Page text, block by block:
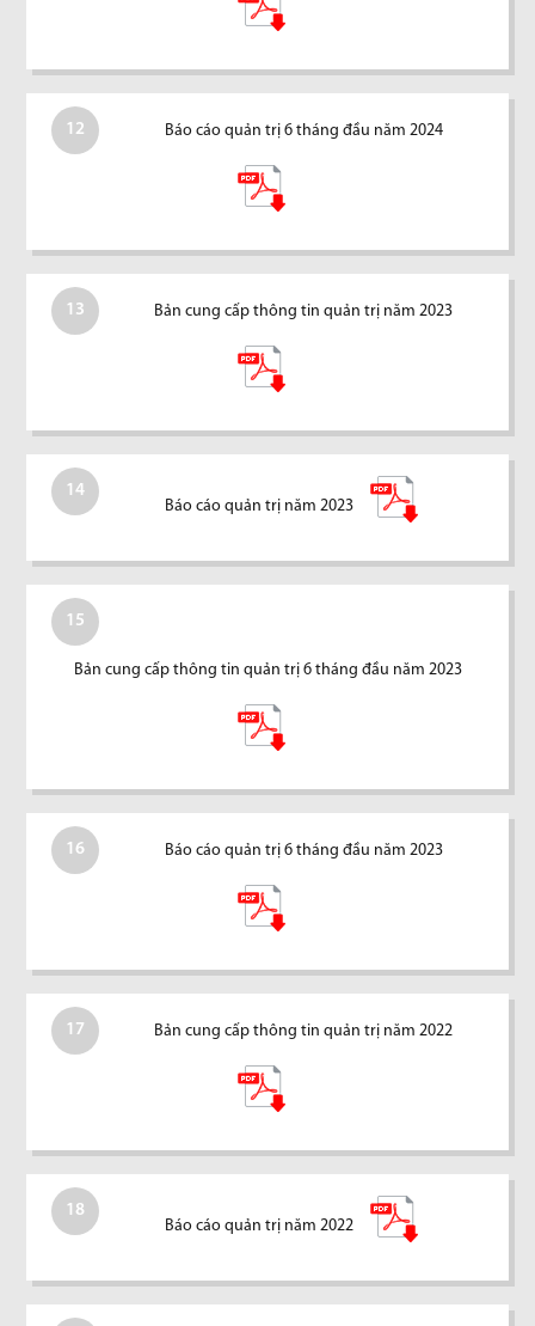
12 Báo cáo quản trị 6 tháng đầu năm 2024
13 Bản cung cấp thông tin quản trị năm 2023
14
Báo cáo quản trị năm 2023
15
Bản cung cấp thông tin quản trị 6 tháng đầu năm 2023
16 Báo cáo quản trị 6 tháng đầu năm 2023
17 Bản cung cấp thông tin quản trị năm 2022
18
Báo cáo quản trị năm 2022